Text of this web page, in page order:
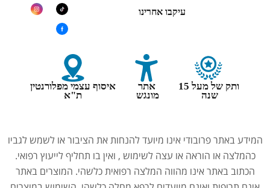
עיקבו אחרינו
ותק של מעל 15
שנה
אתר
מונגש
איסוף עצמי מפלורנטין
ת"א
המידע באתר פרובודי אינו מיועד להנחות את הציבור או לשמש לגביו
כהמלצה או הוראה או עצה לשימוש , ואין בו תחליף לייעוץ רפואי.
הכתוב באתר אינו מהווה המלצה רפואית כלשהי. המוצרים באתר